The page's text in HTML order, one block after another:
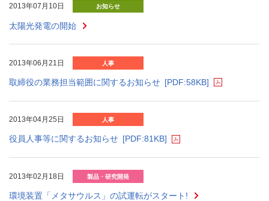
2013年07月10日 お知らせ
太陽光発電の開始
2013年06月21日 人事
取締役の業務担当範囲に関するお知らせ [PDF:58KB]
2013年04月25日 人事
役員人事等に関するお知らせ [PDF:81KB]
2013年02月18日 製品・研究開発
環境装置「メタサウルス」の試運転がスタート!